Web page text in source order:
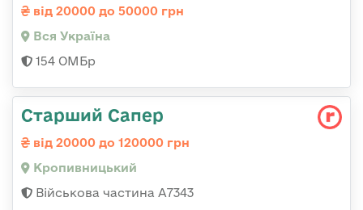
від 20000 до 50000 грн
Вся Україна
154 ОМБр
Старший Сапер
від 20000 до 120000 грн
Кропивницький
Військова частина А7343